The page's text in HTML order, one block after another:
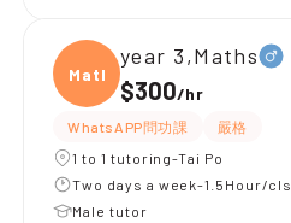
Maths
year 3,Maths
$300/hr
WhatsAPP問功課
嚴格
1 to 1 tutoring-Tai Po
Two days a week-1.5Hour/cls
Male tutor